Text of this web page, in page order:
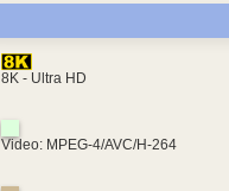
8K - Ultra HD
Video: MPEG-4/AVC/H-264